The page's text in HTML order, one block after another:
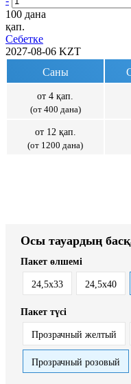
100 дана
қап.
Себетке
2027-08-06 KZT
Саны
от 4 қап.
(от 400 дана)
от 12 қап.
(от 1200 дана)
Осы тауардың
Пакет өлшемі
24,5х33 24,5х40
Пакет түсі
Прозрачный желтый
Прозрачный розовый